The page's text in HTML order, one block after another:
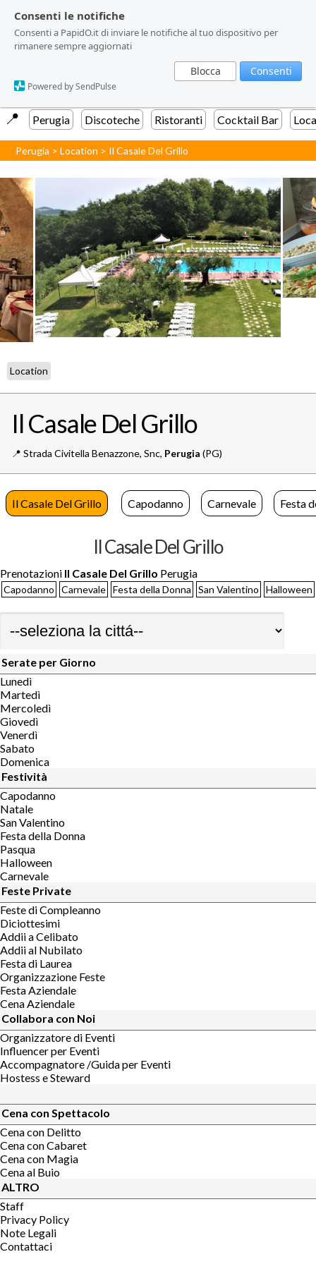
Consenti le notifiche
Consenti a PapidO.it di inviare le notifiche al tuo dispositivo per
rimanere sempre aggiornati
Blocca Consenti
Powered by SendPulse
Consenti le notifiche
Consenti a PapidO.it di inviare le notifiche al tuo dispositivo per
rimanere sempre aggiornati
Blocca Consenti
Powered by SendPulse
📍️ Perugia Discoteche Ristoranti Cocktail Bar
Perugia >Location > Il Casale Del Grillo
Location
Il Casale Del Grillo
📍️ Strada Civitella Benazzone, Snc, Perugia (PG)
Il Casale Del Grillo Capodanno Carnevale Festa
Il Casale Del Grillo
Prenotazioni Il Casale Del Grillo Perugia
Capodanno Carnevale Festa della Donna San Valentino Halloween
Serate per Giorno
Lunedì
Martedì
Mercoledì
Giovedì
Venerdì
Sabato
Domenica
Festività
Capodanno
Natale
San Valentino
Festa della Donna
Pasqua
Halloween
Carnevale
Feste Private
Feste di Compleanno
Diciottesimi
Addii a Celibato
Addii al Nubilato
Festa di Laurea
Organizzazione Feste
Festa Aziendale
Cena Aziendale
Collabora con Noi
Organizzatore di Eventi
Influencer per Eventi
Accompagnatore /Guida per Eventi
Hostess e Steward
Cena con Spettacolo
Cena con Delitto
Cena con Cabaret
Cena con Magia
Cena al Buio
ALTRO
Staff
Privacy Policy
Note Legali
Contattaci